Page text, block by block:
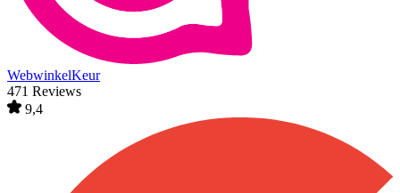
WebwinkelKeur
471 Reviews
9,4